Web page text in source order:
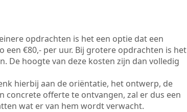
opdrachten is het een optie dat een
€80,- per uur. Bij grotere opdrachten is het
De hoogte van deze kosten zijn dan volledig
hierbij aan de oriëntatie, het ontwerp, de
offerte te ontvangen, zal er dus een
wat er van hem wordt verwacht.